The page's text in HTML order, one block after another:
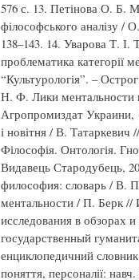
576 с. 13. Петінова О. Б.
філософського аналізу
138–143. 14. Уварова Т. І.
проблематика категорії
“Культурологія”. –
Н. Ф. Лики
Агропромиздат Украини,
і новітня / В.
Філософія. Онтологія.
Видавець Стародубець,
философия: словарь / В.
ментальности / П. Берк //
исследования в обзорах
государственный
енциклопедичний
поняття, персоналії: